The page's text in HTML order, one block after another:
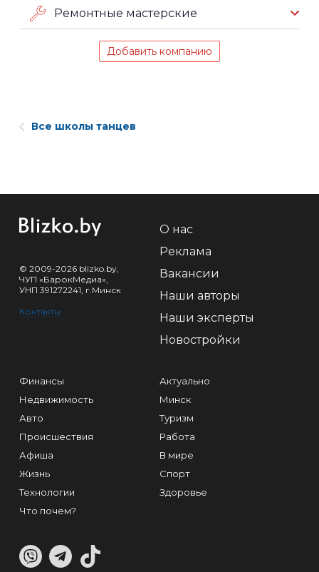
Ремонтные мастерские
Добавить компанию
Все школы танцев
© 2009-2026 blizko.by,
ЧУП «БарокМедиа»,
УНП 391272241, г.Минск
Контакты
О нас
Реклама
Вакансии
Наши авторы
Наши эксперты
Новостройки
Финансы
Недвижимость
Авто
Происшествия
Афиша
Жизнь
Технологии
Что почем?
Актуально
Минск
Туризм
Работа
В мире
Спорт
Здоровье